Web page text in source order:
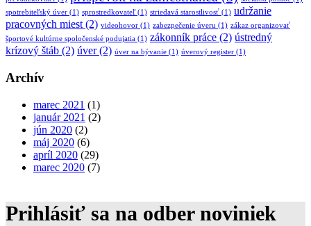
spotrebiteľský úver (1) sprostredkovateľ(1) striedavá starostlivosť (1) udržanie
pracovných miest (2) videohovor (1) zabezpečenie úveru (1) zákaz organizovať
športové kultúrne spoločenské podujatia (1) zákonník práce (2) ústredný
krízový štáb (2) úver(2) úver na bývanie (1) úverový register (1)
Archív
marec 2021 (1)
január 2021 (2)
jún 2020 (2)
máj 2020 (6)
apríl 2020 (29)
marec 2020 (7)
Prihlásiť sa na odber noviniek